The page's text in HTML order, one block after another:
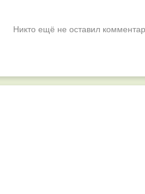
Никто ещё не оставил